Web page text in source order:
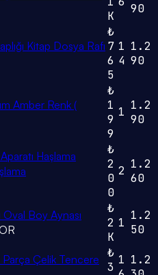
K
90
Kitap Dosya Rafı
₺
7
6
5
1
4
1.2
90
Amber Renk (
₺
1
9
9
1 1.2
90
Haşlama
₺
2
0
0
2 1.2
60
Boy Aynası
₺
2
K
1
1.2
50
Çelik Tencere
₺
3
1 1.2